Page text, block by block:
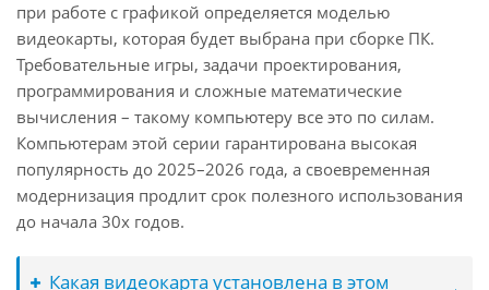
при работе с графикой определяется моделью
видеокарты, которая будет выбрана при сборке ПК.
Требовательные игры, задачи проектирования,
программирования и сложные математические
вычисления – такому компьютеру все это по силам.
Компьютерам этой серии гарантирована высокая
популярность до 2025–2026 года, а своевременная
модернизация продлит срок полезного использования
до начала 30х годов.
Какая видеокарта установлена в этом